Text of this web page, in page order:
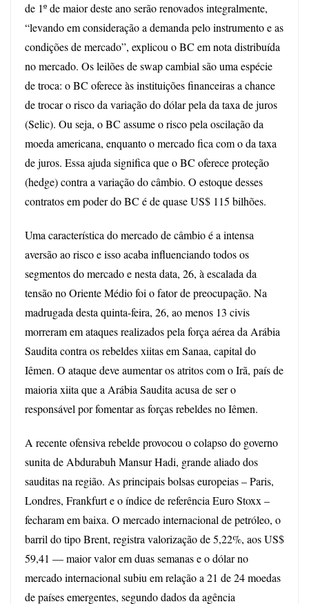
de 1º de maior deste ano serão renovados integralmente,
“levando em consideração a demanda pelo instrumento e as
condições de mercado”, explicou o BC em nota distribuída
no mercado. Os leilões de swap cambial são uma espécie
de troca: o BC oferece às instituições financeiras a chance
de trocar o risco da variação do dólar pela da taxa de juros
(Selic). Ou seja, o BC assume o risco pela oscilação da
moeda americana, enquanto o mercado fica com o da taxa
de juros. Essa ajuda significa que o BC oferece proteção
(hedge) contra a variação do câmbio. O estoque desses
contratos em poder do BC é de quase US$ 115 bilhões.
Uma característica do mercado de câmbio é a intensa
aversão ao risco e isso acaba influenciando todos os
segmentos do mercado e nesta data, 26, à escalada da
tensão no Oriente Médio foi o fator de preocupação. Na
madrugada desta quinta-feira, 26, ao menos 13 civis
morreram em ataques realizados pela força aérea da Arábia
Saudita contra os rebeldes xiitas em Sanaa, capital do
Iêmen. O ataque deve aumentar os atritos com o Irã, país de
maioria xiita que a Arábia Saudita acusa de ser o
responsável por fomentar as forças rebeldes no Iêmen.
A recente ofensiva rebelde provocou o colapso do governo
sunita de Abdurabuh Mansur Hadi, grande aliado dos
sauditas na região. As principais bolsas europeias – Paris,
Londres, Frankfurt e o índice de referência Euro Stoxx –
fecharam em baixa. O mercado internacional de petróleo, o
barril do tipo Brent, registra valorização de 5,22%, aos US$
59,41 — maior valor em duas semanas e odólar no
mercado internacional subiu em relação a 21 de 24 moedas
de países emergentes, segundo dados da agência